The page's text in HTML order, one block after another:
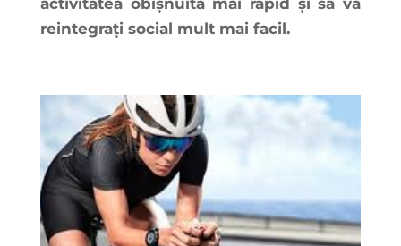
activitatea obișnuită mai rapid și să vă
reintegrați social mult mai facil.